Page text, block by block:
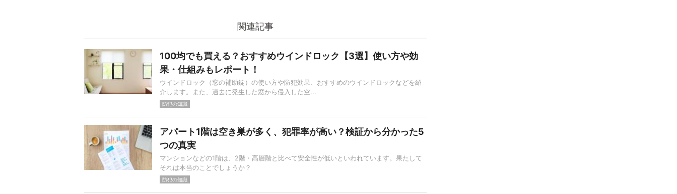
関連記事
100均でも買える？おすすめウインドロック【3選】使い方や効
果・仕組みもレポート！
ウインドロック（窓の補助錠）の使い方や防犯効果、おすすめのウインドロックなどを紹
介します。また、過去に発生した窓から侵入した空...
防犯の知識
アパート1階は空き巣が多く、犯罪率が高い？検証から分かった5
つの真実
マンションなどの1階は、2階・高層階と比べて安全性が低いといわれています。果たして
それは本当のことでしょうか？
防犯の知識